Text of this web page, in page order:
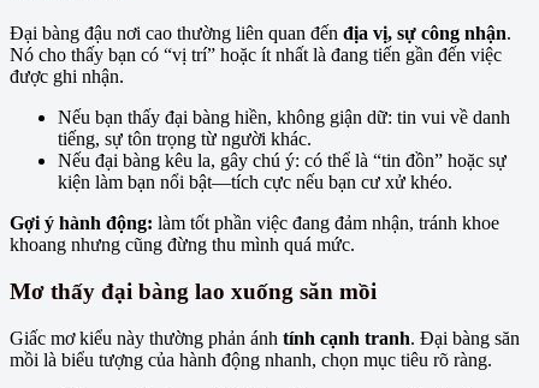
Đại bàng đậu nơi cao thường liên quan đến địa vị, sự công nhận.
Nó cho thấy bạn có “vị trí” hoặc ít nhất là đang tiến gần đến việc
được ghi nhận.
Nếu bạn thấy đại bàng hiền, không giận dữ: tin vui về danh
tiếng, sự tôn trọng từ người khác.
Nếu đại bàng kêu la, gây chú ý: có thể là “tin đồn” hoặc sự
kiện làm bạn nổi bật—tích cực nếu bạn cư xử khéo.
Gợi ý hành động: làm tốt phần việc đang đảm nhận, tránh khoe
khoang nhưng cũng đừng thu mình quá mức.
Mơ thấy đại bàng lao xuống săn mồi
Giấc mơ kiểu này thường phản ánh tính cạnh tranh. Đại bàng săn
mồi là biểu tượng của hành động nhanh, chọn mục tiêu rõ ràng.